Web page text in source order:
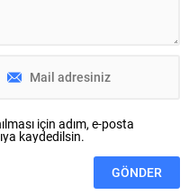
için adım, e-posta
kaydedilsin.